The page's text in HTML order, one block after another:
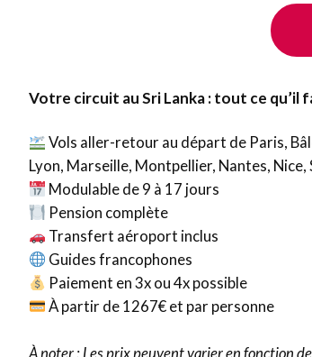
Votre circuit au Sri Lanka : tout ce qu’il
Vols aller-retour au départ de Paris,
Lyon, Marseille, Montpellier, Nantes,
Modulable de 9 à 17 jours
Pension complète
Transfert aéroport inclus
Guides francophones
Paiement en 3x ou 4x possible
À partir de 1267€ et par personne
À noter : Les prix peuvent varier en fonction